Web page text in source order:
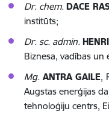
Dr. chem. DACE
institūts;
Dr. sc. admin.
Biznesa, vadības
Mg. ANTRA GAILE,
Augstas enerģijas
tehnoloģiju centrs,